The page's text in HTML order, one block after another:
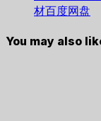
材百度网盘
You may also